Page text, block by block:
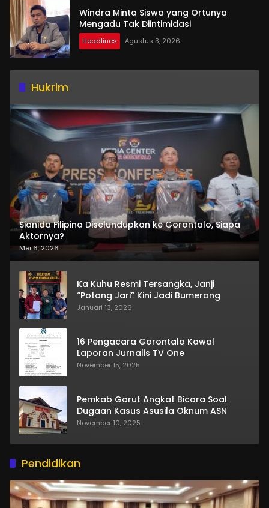
Windra Minta Siswa yang Ortunya
Mengadu Tak Diintimidasi
Headlines Agustus 3, 2026
Hukrim
Sianida Filipina Diselundupkan ke Gorontalo, Siapa
Aktornya?
Mei 6, 2026
Ka Kuhu Resmi Tersangka, Janji
“Potong Jari” Kini Jadi Bumerang
Januari 13, 2026
16 Pengacara Gorontalo Kawal
Laporan Jurnalis TV One
November 15, 2025
Pemkab Gorut Angkat Bicara Soal
Dugaan Kasus Asusila Oknum ASN
November 10, 2025
Pendidikan